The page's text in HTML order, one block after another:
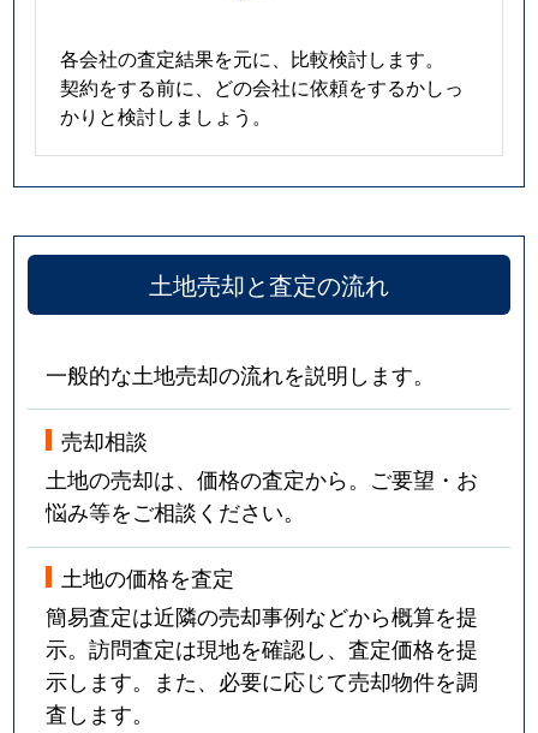
各会社の査定結果を元に、比較検討します。
契約をする前に、どの会社に依頼をするかしっ
かりと検討しましょう。
土地売却と査定の流れ
一般的な土地売却の流れを説明します。
売却相談
土地の売却は、価格の査定から。ご要望・お
悩み等をご相談ください。
土地の価格を査定
簡易査定は近隣の売却事例などから概算を提
示。訪問査定は現地を確認し、査定価格を提
示します。また、必要に応じて売却物件を調
査します。